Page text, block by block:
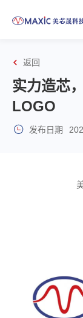
返回
实力造芯
LOGO
发布日期